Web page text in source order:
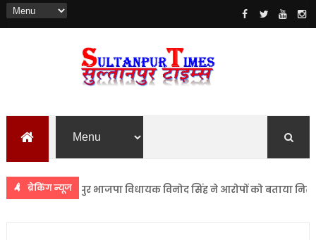
ब्रेकिंग न्यूज
सुल्तानपुर भाजपा विधायक विनोद सिंह ने आरोपों को बताया निराधार